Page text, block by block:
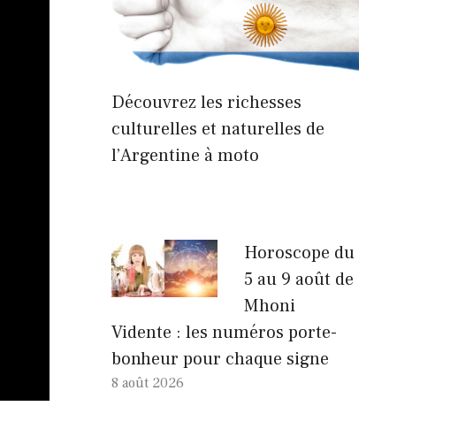
Découvrez les richesses
culturelles et naturelles de
l’Argentine à moto
Horoscope du
5 au 9 août de
Mhoni
Vidente : les numéros porte-
bonheur pour chaque signe
8 août 2026